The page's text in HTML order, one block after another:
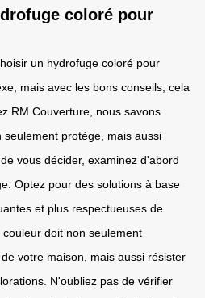
coloré pour
un hydrofuge coloré pour
mais avec les bons conseils, cela
RM Couverture, nous savons
protège, mais aussi
vous décider, examinez d'abord
Optez pour des solutions à base
et plus respectueuses de
doit non seulement
votre maison, mais aussi résister
N'oubliez pas de vérifier